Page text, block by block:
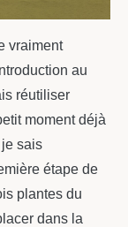
vraiment
au
réutiliser
moment déjà
sais
étape de
plantes du
dans la